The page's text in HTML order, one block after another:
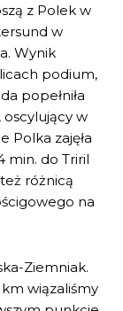
z Polek w
w
Wynik
podium,
popełniła
oscylujący w
Polka zajęła
min. do Triril
różnicą
na
Ziemniak.
wiązaliśmy